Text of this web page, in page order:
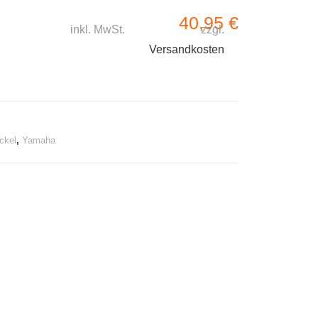
40,95 €
inkl. MwSt.
zzgl.
Versandkosten
, Yamaha